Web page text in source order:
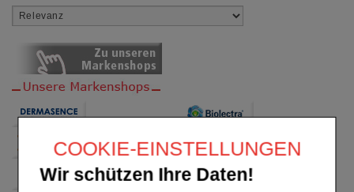
COOKIE-EINSTELLUNGEN
Wir schützen Ihre Daten!